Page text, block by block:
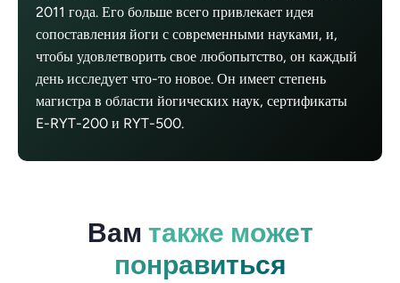
2011 года. Его больше всего привлекает идея
сопоставления йоги с современными науками, и,
чтобы удовлетворить свое любопытство, он каждый
день исследует что-то новое. Он имеет степень
магистра в области йогических наук, сертификаты
E-RYT-200 и RYT-500.
Вам также может
понравиться